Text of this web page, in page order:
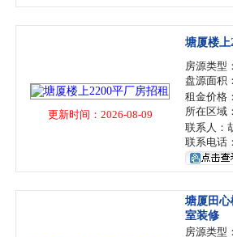
更新时间：2026-08-09
塘厦楼上
房源类型
盘源面积
租金价格
所在区域
联系人：
联系电话
塘厦田心
室装修
房源类型